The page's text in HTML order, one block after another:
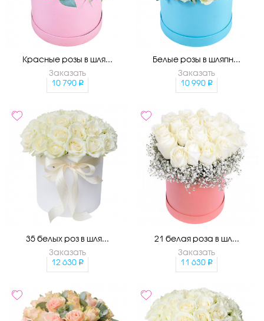
Красные розы в шля...
Заказать
10 790
Белые розы в шляпн...
Заказать
10 990
35 белых роз в шля...
Заказать
12 630
21 белая роза в шл...
Заказать
11 630